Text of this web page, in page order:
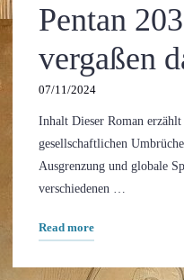
Pentan
vergaßen
07/11/2024
Inhalt Dieser Roman
gesellschaftlichen
Ausgrenzung und globale
verschiedenen …
Read more"Pentan
–